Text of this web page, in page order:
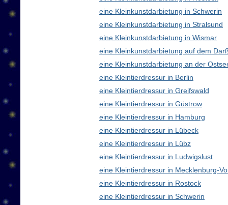
eine Kleinkunstdarbietung in Schwerin
eine Kleinkunstdarbietung in Stralsund
eine Kleinkunstdarbietung in Wismar
eine Kleinkunstdarbietung auf dem
eine Kleinkunstdarbietung an der
eine Kleintierdressur in Berlin
eine Kleintierdressur in Greifswald
eine Kleintierdressur in Güstrow
eine Kleintierdressur in Hamburg
eine Kleintierdressur in Lübeck
eine Kleintierdressur in Lübz
eine Kleintierdressur in Ludwigslust
eine Kleintierdressur in Mecklenburg-
eine Kleintierdressur in Rostock
eine Kleintierdressur in Schwerin